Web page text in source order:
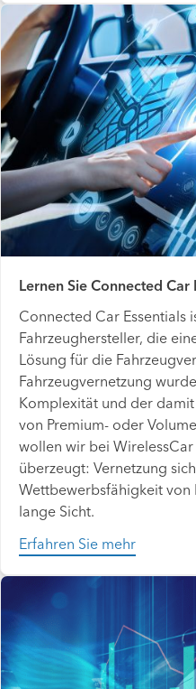
Lernen Sie Connected Car
Connected Car Essentials
Fahrzeughersteller, die
Lösung für die
Fahrzeugvernetzung
Komplexität und der
von Premium- oder
wollen wir bei
überzeugt: Vernetzung
Wettbewerbsfähigkeit von
lange Sicht.
Erfahren Sie mehr